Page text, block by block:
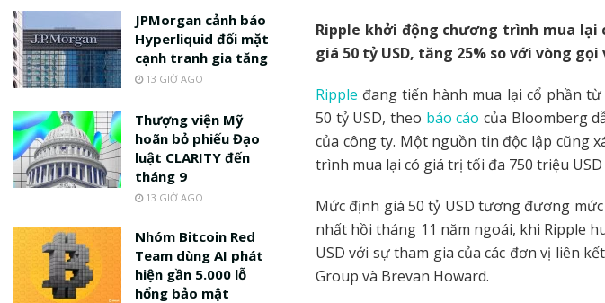
Ripple khởi động chương trình mua lại
giá 50 tỷ USD, tăng 25% so với vòng
Ripple đang tiến hành mua lại cổ phần
50 tỷ USD, theo báo cáo của Bloomberg
của công ty. Một nguồn tin độc lập cũng
trình mua lại có giá trị tối đa 750 triệu
Mức định giá 50 tỷ USD tương đương
nhất hồi tháng 11 năm ngoái, khi Ripple
USD với sự tham gia của các đơn vị liên
Group và Brevan Howard.
JPMorgan cảnh báo
Hyperliquid đối mặt
cạnh tranh gia tăng
13 GIỜ AGO
Thượng viện Mỹ
hoãn bỏ phiếu Đạo
luật CLARITY đến
tháng 9
13 GIỜ AGO
Nhóm Bitcoin Red
Team dùng AI phát
hiện gần 5.000 lỗ
hổng bảo mật